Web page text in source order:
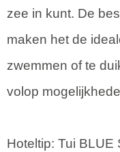
zee in kunt. De
maken het de
zwemmen of te
volop
Hoteltip: Tui BLUE